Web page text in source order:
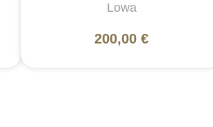
Lowa
200,00 €